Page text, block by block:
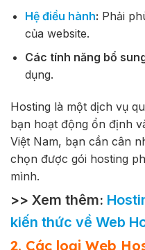
Hệ điều hành: Phải
của website.
Các tính năng bổ
dụng.
Hosting là một dịch vụ
bạn hoạt động ổn định
Việt Nam, bạn cần cân
chọn được gói hosting
mình.
>> Xem thêm:
kiến thức về Web
2. Các loại Web